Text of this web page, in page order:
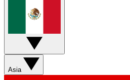
Asia